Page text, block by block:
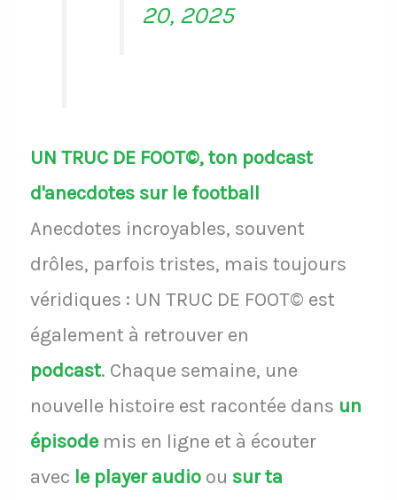
20, 2025
UN TRUC DE FOOT©, ton podcast
d'anecdotes sur le football
Anecdotes incroyables, souvent
drôles, parfois tristes, mais toujours
véridiques : UN TRUC DE FOOT© est
également à retrouver en
podcast. Chaque semaine, une
nouvelle histoire est racontée dans un
épisodemis en ligne et à écouter
avec le player audio ou sur ta